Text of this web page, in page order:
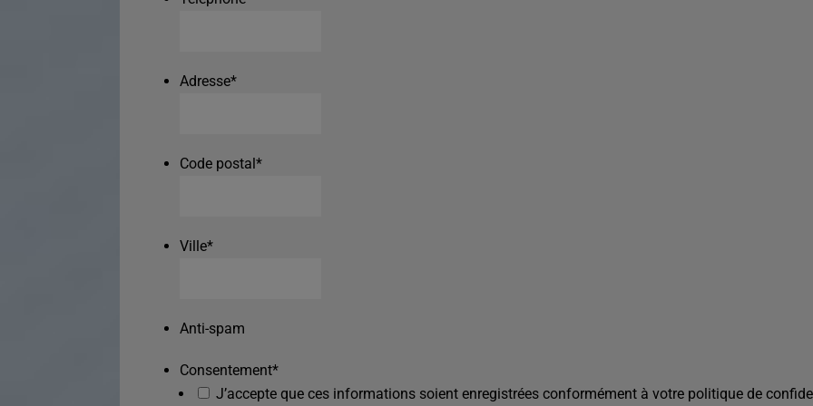
Adresse*
Code postal*
Ville*
Anti-spam
Consentement*
J’accepte que ces informations soient enregistrées conformément à votre politique de